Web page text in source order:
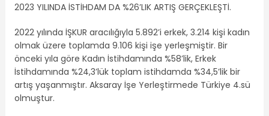
2023 YILINDA İSTİHDAM DA %26’LIK ARTIŞ GERÇEKLEŞTİ.
2022 yılında İŞKUR aracılığıyla 5.892’i erkek, 3.214 kişi kadın
olmak üzere toplamda 9.106 kişi işe yerleşmiştir. Bir
önceki yıla göre Kadın İstihdamında %58’lik, Erkek
İstihdamında %24,3’lük toplam istihdamda %34,5’lik bir
artış yaşanmıştır. Aksaray İşe Yerleştirmede Türkiye 4.sü
olmuştur.